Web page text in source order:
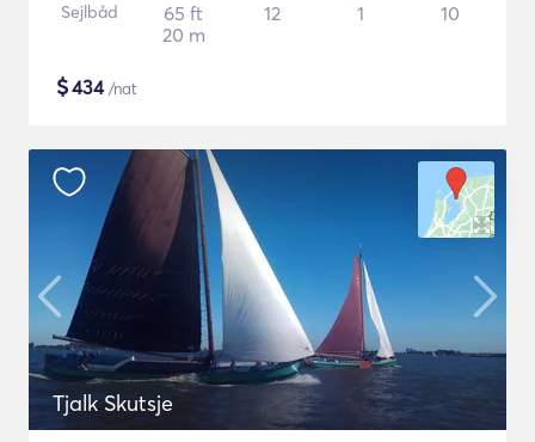
Sejlbåd
65 ft
20 m
12 1 10
$434/nat
Tjalk Skutsje